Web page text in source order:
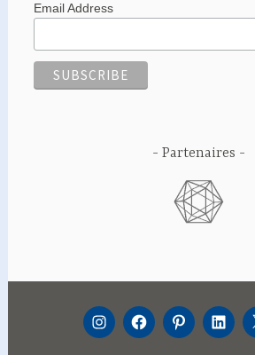
Email Address
Partenaires
INSTAGRAM
FACEBOOK